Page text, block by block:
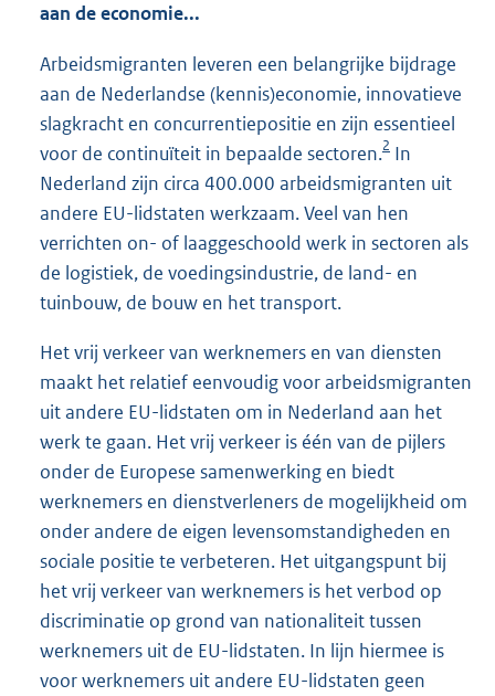
aan de economie...
Arbeidsmigranten leveren een belangrijke bijdrage
aan de Nederlandse (kennis)economie, innovatieve
slagkracht en concurrentiepositie en zijn essentieel
voor de continuïteit in bepaalde sectoren.2 In
Nederland zijn circa 400.000 arbeidsmigranten uit
andere EU-lidstaten werkzaam. Veel van hen
verrichten on- of laaggeschoold werk in sectoren als
de logistiek, de voedingsindustrie, de land- en
tuinbouw, de bouw en het transport.
Het vrij verkeer van werknemers en van diensten
maakt het relatief eenvoudig voor arbeidsmigranten
uit andere EU-lidstaten om in Nederland aan het
werk te gaan. Het vrij verkeer is één van de pijlers
onder de Europese samenwerking en biedt
werknemers en dienstverleners de mogelijkheid om
onder andere de eigen levensomstandigheden en
sociale positie te verbeteren. Het uitgangspunt bij
het vrij verkeer van werknemers is het verbod op
discriminatie op grond van nationaliteit tussen
werknemers uit de EU-lidstaten. In lijn hiermee is
voor werknemers uit andere EU-lidstaten geen